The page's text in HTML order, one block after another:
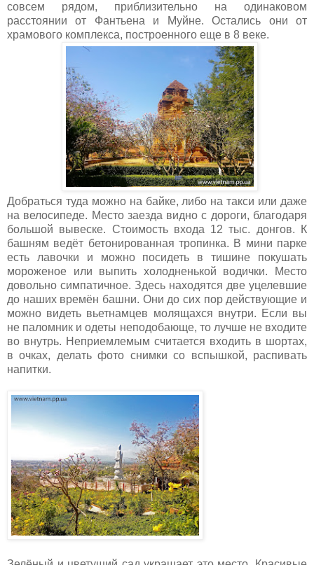
совсем рядом, приблизительно на одинаковом
расстоянии от Фантьена и Муйне. Остались они от
храмового комплекса, построенного еще в 8 веке.
Добраться туда можно на байке, либо на такси или даже
на велосипеде. Место заезда видно с дороги, благодаря
большой вывеске. Стоимость входа 12 тыс. донгов. К
башням ведёт бетонированная тропинка. В мини парке
есть лавочки и можно посидеть в тишине покушать
мороженое или выпить холодненькой водички. Место
довольно симпатичное. Здесь находятся две уцелевшие
до наших времён башни. Они до сих пор действующие и
можно видеть вьетнамцев молящахся внутри. Если вы
не паломник и одеты неподобающе, то лучше не входите
во внутрь. Неприемлемым считается входить в шортах,
в очках, делать фото снимки со вспышкой, распивать
напитки.